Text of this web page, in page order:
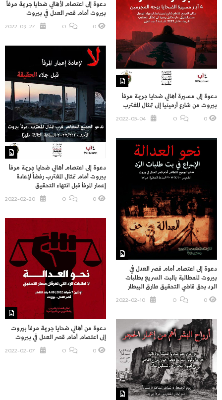
دعوة إلى اعتصام لأهالي ضحايا جريمة مرفأ
بيروت أمام قصر العدل في بيروت
0
دعوة إلى مسيرة أهالي ضحايا جريمة مرفأ
بيروت من شارع أرمينيا إلى تمثال المغترب
0
O
دعوة إلى اعتصام أهالي ضحايا جريمة مرفأ
بيروت أمام تمثال المغترب رفضاً لإعادة
إعمار المرفأ قبل انتهاء التحقيق
0
دعوة إلى اعتصام أمام قصر العدل في
بيروت للمطالبة بالبت السريع بطلبات
الرد بحق قاضي التحقيق طارق البيطار
0
دعوة من أهالي ضحايا جريمة مرفأ بيروت
إلى اعتصام أمام قصر العدل في بيروت
0